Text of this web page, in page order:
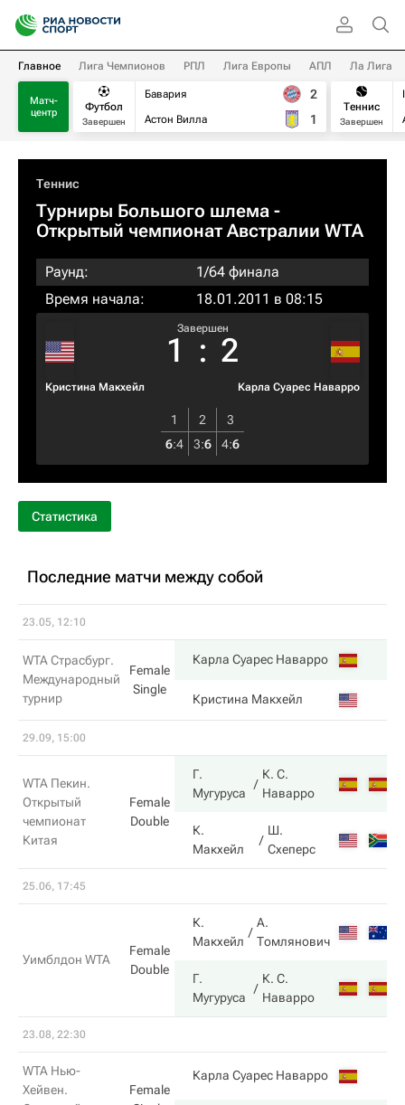
Главное Лига Чемпионов РПЛ Лига Европы АПЛ Ла Лига
Матч-
центр
Футбол
Завершен
Бавария
Астон Вилла
2
1
Теннис
Завершен
Теннис
Турниры Большого шлема -
Открытый чемпионат Австралии WTA
Раунд:
1/64 финала
Время начала:
18.01.2011 в 08:15
Кристина Макхейл
Завершен
1 : 2
Карла Суарес Наварро
1 2
3
6:4 3:6 4:6
Статистика
Последние матчи между собой
23.05, 12:10
WTA Страсбург.
Международный
турнир
Female
Single
Карла Суарес Наварро
Кристина Макхейл
29.09, 15:00
WTA Пекин.
Открытый
чемпионат
Китая
Female
Double
Г.
Мугуруса
К. С.
Наварро
К.
Макхейл
Ш.
Схеперс
25.06, 17:45
Уимблдон WTA
Female
Double
К.
Макхейл
А.
Томлянович
Г.
Мугуруса
К. С.
Наварро
23.08, 22:30
WTA Нью-
Хейвен.
Female
Карла Суарес Наварро